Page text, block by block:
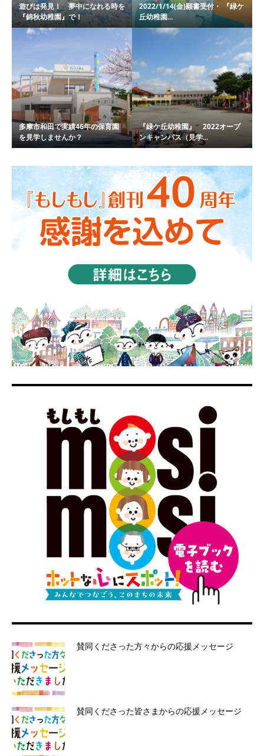
遊びは発見！ 夢中になれる時を
『錦秋幼稚園』で！
2022/1/14(金)願書受付・ 『緑ケ
丘幼稚園...
多摩市和田で実績46年の保育園
を見学しませんか？
『緑ケ丘幼稚園』 2022オープ
ンキャンパス（見学...
賛同くださった方々からの応援メッセージ
賛同くださった皆さまからの応援メッセージ